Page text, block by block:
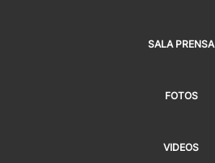
SALA PRENSA
FOTOS
VIDEOS